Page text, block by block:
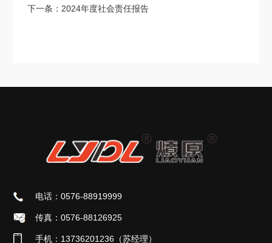
下一条：2024年度社会责任报告
电话：0576-88919999
传真：0576-88126925
手机：13736201236（苏经理）